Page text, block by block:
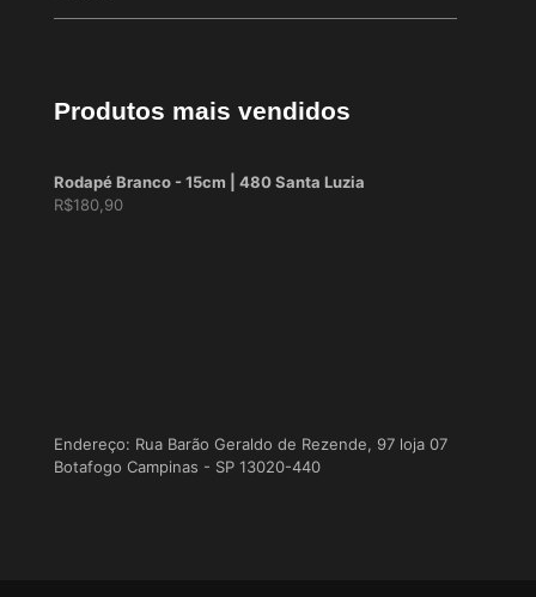
Produtos mais vendidos
Rodapé Branco - 15cm | 480 Santa Luzia
R$180,90
Endereço: Rua Barão Geraldo de Rezende, 97 loja 07
Botafogo Campinas - SP 13020-440